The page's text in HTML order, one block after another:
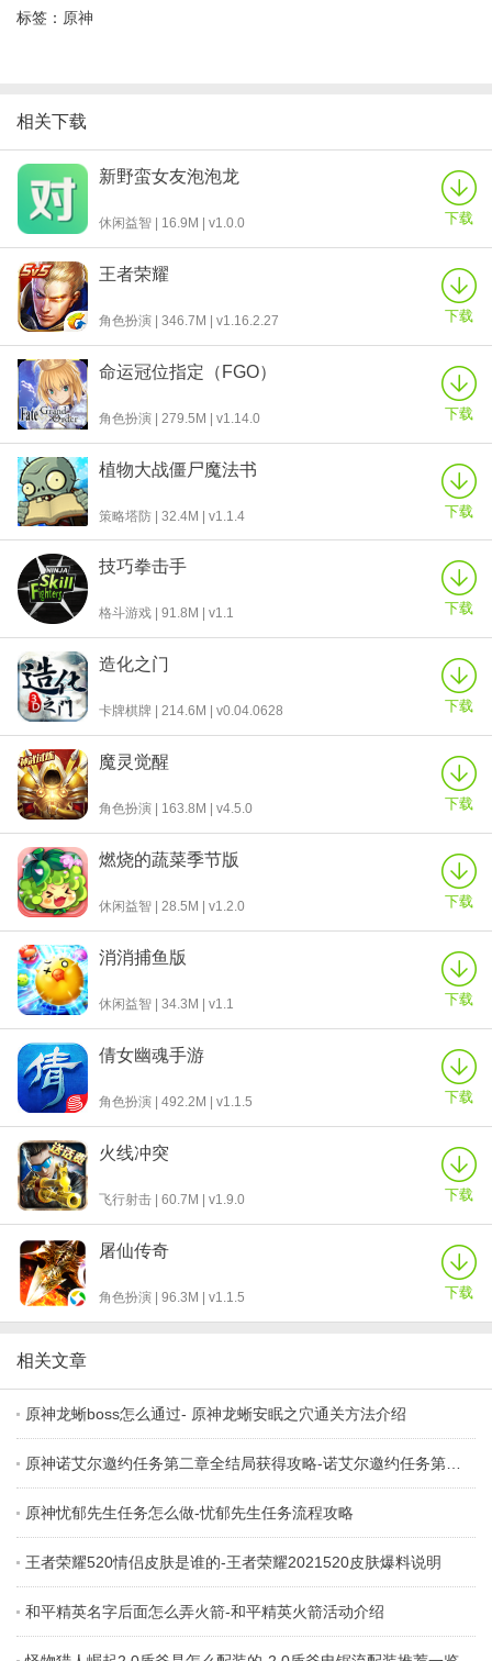
标签： 原神
相关下载
新野蛮女友泡泡龙
休闲益智 | 16.9M | v1.0.0 下载
王者荣耀
角色扮演 | 346.7M | v1.16.2.27 下载
命运冠位指定（FGO）
角色扮演 | 279.5M | v1.14.0 下载
植物大战僵尸魔法书
策略塔防 | 32.4M | v1.1.4 下载
技巧拳击手
格斗游戏 | 91.8M | v1.1 下载
造化之门
卡牌棋牌 | 214.6M | v0.04.0628 下载
魔灵觉醒
角色扮演 | 163.8M | v4.5.0 下载
燃烧的蔬菜季节版
休闲益智 | 28.5M | v1.2.0 下载
消消捕鱼版
休闲益智 | 34.3M | v1.1 下载
倩女幽魂手游
角色扮演 | 492.2M | v1.1.5 下载
火线冲突
飞行射击 | 60.7M | v1.9.0 下载
屠仙传奇
角色扮演 | 96.3M | v1.1.5 下载
相关文章
原神龙蜥boss怎么通过- 原神龙蜥安眠之穴通关方法介绍
原神诺艾尔邀约任务第二章全结局获得攻略-诺艾尔邀约任务第二章剧情选择
原神忧郁先生任务怎么做-忧郁先生任务流程攻略
王者荣耀520情侣皮肤是谁的-王者荣耀2021520皮肤爆料说明
和平精英名字后面怎么弄火箭-和平精英火箭活动介绍